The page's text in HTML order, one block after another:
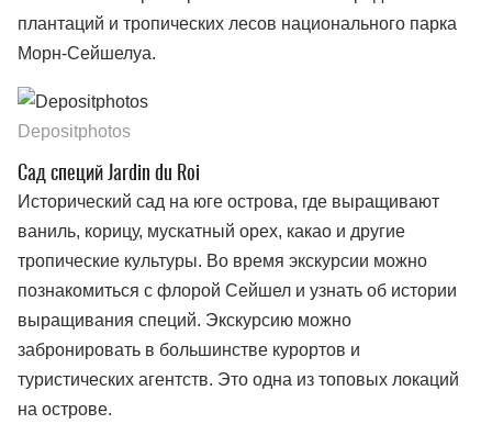
плантаций и тропических лесов национального парка
Морн-Сейшелуа.
Depositphotos
Сад специй Jardin du Roi
Исторический сад на юге острова, где выращивают
ваниль, корицу, мускатный орех, какао и другие
тропические культуры. Во время экскурсии можно
познакомиться с флорой Сейшел и узнать об истории
выращивания специй. Экскурсию можно
забронировать в большинстве курортов и
туристических агентств. Это одна из топовых локаций
на острове.